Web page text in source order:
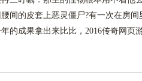
间的皮套上恶灵僵尸?有一次在房
的成果拿出来比比，2016传奇网页